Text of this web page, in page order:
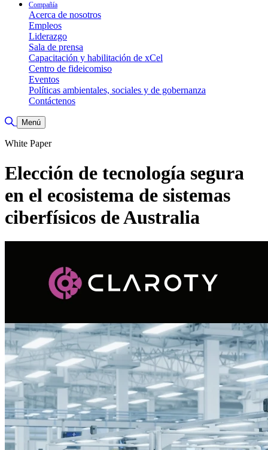
Compañía
Acerca de nosotros
Empleos
Liderazgo
Sala de prensa
Capacitación y habilitación de xCel
Centro de fideicomiso
Eventos
Políticas ambientales, sociales y de gobernanza
Contáctenos
Alternar búsqueda
Menú
White Paper
Elección de tecnología segura
en el ecosistema de sistemas
ciberfísicos de Australia